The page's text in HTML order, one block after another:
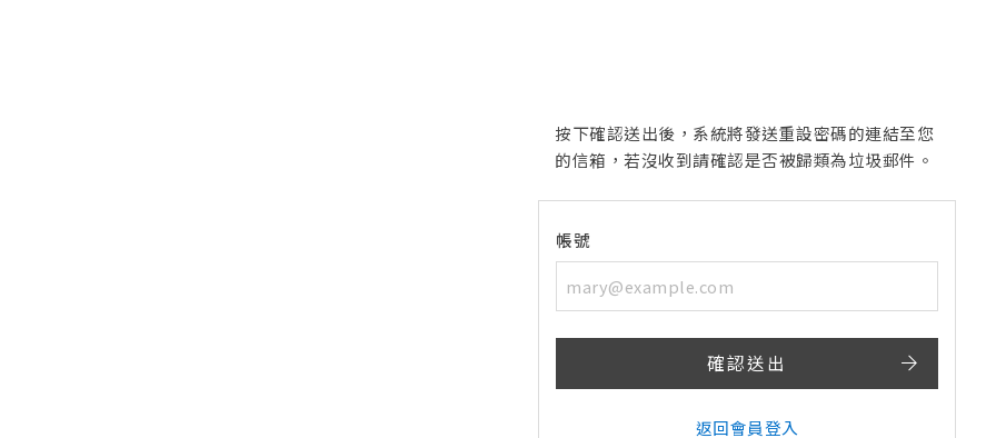
按下確認送出後，系統將發送重設密碼的連結至您
的信箱，若沒收到請確認是否被歸類為垃圾郵件。
帳號
確認送出
返回會員登入